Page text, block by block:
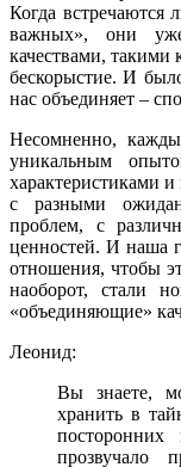
Когда
важных», они
качествами, такими
бескорыстие. И
нас объединяет –
Несомненно,
уникальным
характеристиками
с разными
проблем, с
ценностей. И наша
отношения, чтобы
наоборот, стали
«объединяющие»
Леонид:
Вы знаете,
хранить в
прозвучало